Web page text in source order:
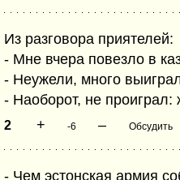
Из разговора приятелей:
- Мне вчера повезло в
- Неужели, много
- Наоборот, не проиграл:
2 + -6 – Обсудить
- Чем эстонская армия